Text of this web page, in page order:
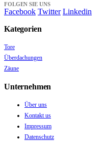
FOLGEN SIE UNS
Facebook Twitter Linkedin
Kategorien
Tore
Überdachungen
Zäune
Unternehmen
Über uns
Kontakt us
Impressum
Datenschutz